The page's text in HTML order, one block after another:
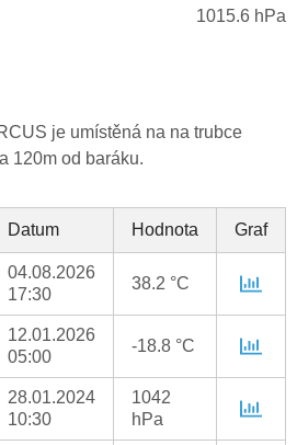
1015.6 hPa
je umístěná na na trubce
120m od baráku.
Datum Hodnota Graf
04.08.2026
17:30
38.2 °C
12.01.2026
05:00
-18.8 °C
28.01.2024
10:30
1042
hPa